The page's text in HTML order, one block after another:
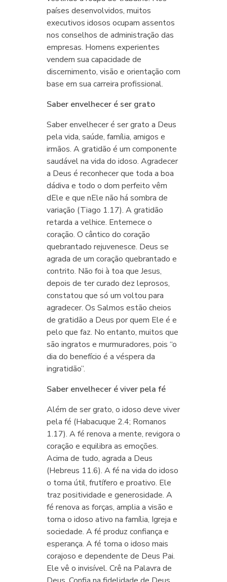
países desenvolvidos, muitos
executivos idosos ocupam assentos
nos conselhos de administração das
empresas. Homens experientes
vendem sua capacidade de
discernimento, visão e orientação com
base em sua carreira profissional.
Saber envelhecer é ser grato
Saber envelhecer é ser grato a Deus
pela vida, saúde, família, amigos e
irmãos. A gratidão é um componente
saudável na vida do idoso. Agradecer
a Deus é reconhecer que toda a boa
dádiva e todo o dom perfeito vêm
dEle e que nEle não há sombra de
variação (Tiago 1.17). A gratidão
retarda a velhice. Enternece o
coração. O cântico do coração
quebrantado rejuvenesce. Deus se
agrada de um coração quebrantado e
contrito. Não foi à toa que Jesus,
depois de ter curado dez leprosos,
constatou que só um voltou para
agradecer. Os Salmos estão cheios
de gratidão a Deus por quem Ele é e
pelo que faz. No entanto, muitos que
são ingratos e murmuradores, pois “o
dia do benefício é a véspera da
ingratidão”.
Saber envelhecer é viver pela fé
Além de ser grato, o idoso deve viver
pela fé (Habacuque 2.4; Romanos
1.17). A fé renova a mente, revigora o
coração e equilibra as emoções.
Acima de tudo, agrada a Deus
(Hebreus 11.6). A fé na vida do idoso
o torna útil, frutífero e proativo. Ele
traz positividade e generosidade. A
fé renova as forças, amplia a visão e
torna o idoso ativo na família, Igreja e
sociedade. A fé produz confiança e
esperança. A fé torna o idoso mais
corajoso e dependente de Deus Pai.
Ele vê o invisível. Crê na Palavra de